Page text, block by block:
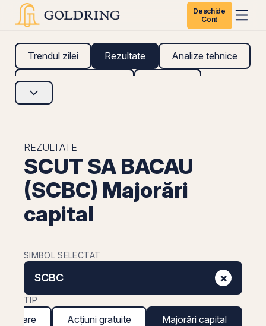
Deschide
Cont
Trendul zilei Rezultate Analize tehnice
Analize fundamentale
REZULTATE
SCUT SA BACAU
(SCBC) Majorări
capital
SIMBOL SELECTAT
SCBC ×
TIP
Acțiuni gratuite Majorări capital